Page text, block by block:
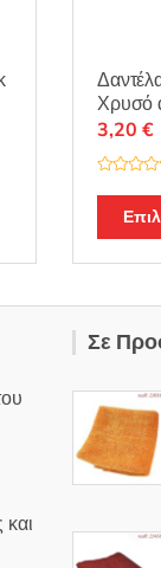
Χρυσό
α
ο
ο
θ
κ
ε
0
α
π
ό
5
3,20 €
Σε